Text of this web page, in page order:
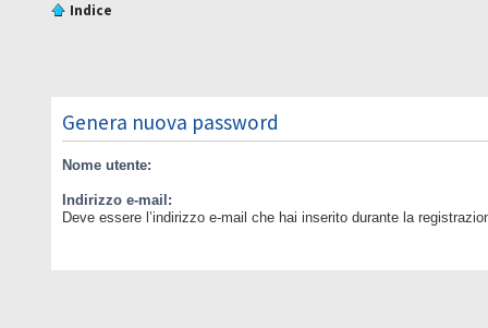
Indice
Genera nuova password
Nome utente:
Indirizzo e-mail:
Deve essere l’indirizzo e-mail che hai inserito durante la